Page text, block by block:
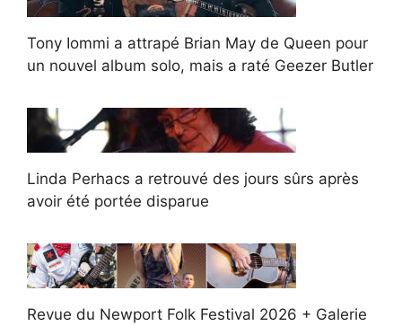
Tony Iommi a attrapé Brian May de Queen pour
un nouvel album solo, mais a raté Geezer Butler
Linda Perhacs a retrouvé des jours sûrs après
avoir été portée disparue
Revue du Newport Folk Festival 2026 + Galerie